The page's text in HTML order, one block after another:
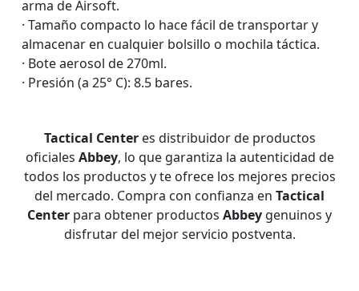
arma de Airsoft.
· Tamaño compacto lo hace fácil de transportar y
almacenar en cualquier bolsillo o mochila táctica.
· Bote aerosol de 270ml.
· Presión (a 25° C): 8.5 bares.
Tactical Centeres distribuidor de productos
oficiales Abbey, lo que garantiza la autenticidad de
todos los productos y te ofrece los mejores precios
del mercado. Compra con confianza en Tactical
Center para obtener productos Abbey genuinos y
disfrutar del mejor servicio postventa.